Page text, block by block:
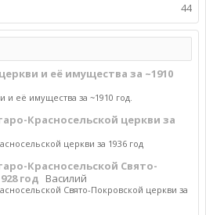
44
и её имущества за ~1910
её имущества за ~1910 год.
Красносельской церкви за
церкви за 1936 год
Красносельской Свято-
год Василий
Свято-Покровской церкви за